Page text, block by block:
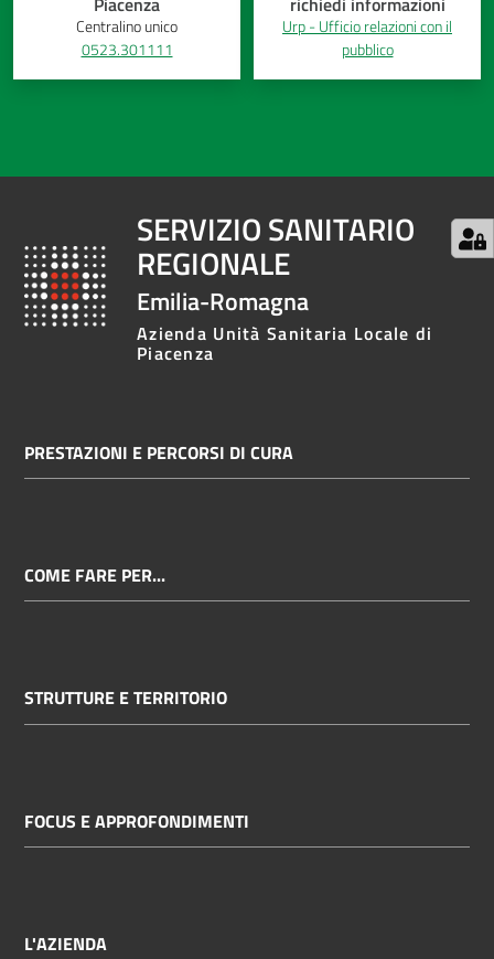
Centralino unico
0523.301111
Urp - Ufficio relazioni con il
pubblico
SERVIZIO SANITARIO
REGIONALE
Emilia-Romagna
Azienda Unità Sanitaria Locale di
Piacenza
PRESTAZIONI E PERCORSI DI CURA
COME FARE PER...
STRUTTURE E TERRITORIO
FOCUS E APPROFONDIMENTI
L'AZIENDA